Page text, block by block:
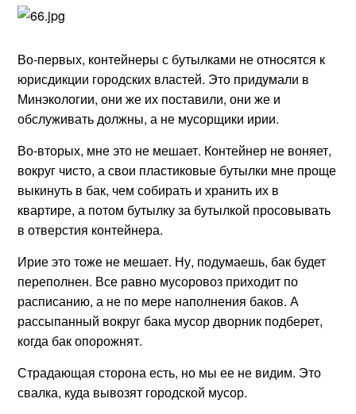
Во-первых, контейнеры с бутылками не относятся к
юрисдикции городских властей. Это придумали в
Минэкологии, они же их поставили, они же и
обслуживать должны, а не мусорщики ирии.
Во-вторых, мне это не мешает. Контейнер не воняет,
вокруг чисто, а свои пластиковые бутылки мне проще
выкинуть в бак, чем собирать и хранить их в
квартире, а потом бутылку за бутылкой просовывать
в отверстия контейнера.
Ирие это тоже не мешает. Ну, подумаешь, бак будет
переполнен. Все равно мусоровоз приходит по
расписанию, а не по мере наполнения баков. А
рассыпанный вокруг бака мусор дворник подберет,
когда бак опорожнят.
Страдающая сторона есть, но мы ее не видим. Это
свалка, куда вывозят городской мусор.